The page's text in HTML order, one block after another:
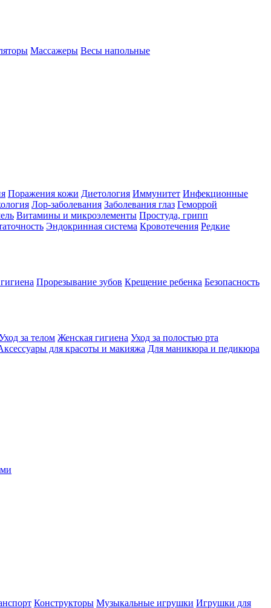
Массажеры Весы напольные
Поражения кожи Диетология Иммунитет Инфекционные
Лор-заболевания Заболевания глаз Геморрой
Витамины и микроэлементы Простуда, грипп
Эндокринная система Кровотечения Редкие
Прорезывание зубов Крещение ребенка Безопасность
за телом Женская гигиена Уход за полостью рта
для красоты и макияжа Для маникюра и педикюра
Конструкторы Музыкальные игрушки Игрушки для